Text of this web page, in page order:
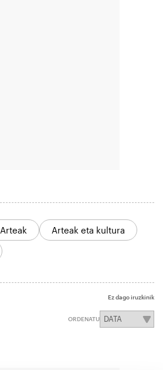
Arteak
Arteak eta kultura
Ez dago iruzkinik
ORDENATU